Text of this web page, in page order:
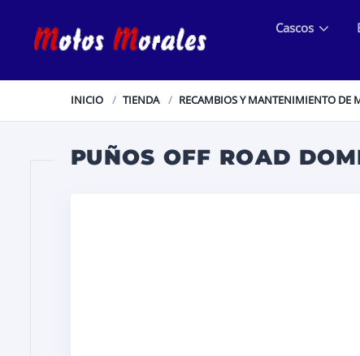
Cascos
INICIO TIENDA RECAMBIOS Y MANTENIMIENTO DE
PUÑOS OFF ROAD